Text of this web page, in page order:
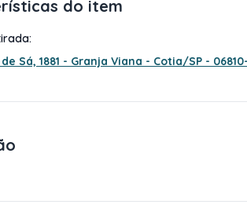
do item
Sá, 1881 - Granja Viana - Cotia/SP -